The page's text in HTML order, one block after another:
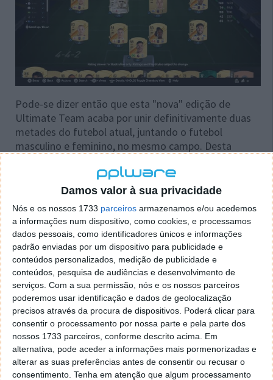
Damos valor à sua privacidade
Nós e os nossos 1733 parceiros armazenamos e/ou acedemos
a informações num dispositivo, como cookies, e processamos
dados pessoais, como identificadores únicos e informações
padrão enviadas por um dispositivo para publicidade e
conteúdos personalizados, medição de publicidade e
conteúdos, pesquisa de audiências e desenvolvimento de
serviços. Com a sua permissão, nós e os nossos parceiros
poderemos usar identificação e dados de geolocalização
precisos através da procura de dispositivos. Poderá clicar para
consentir o processamento por nossa parte e pela parte dos
nossos 1733 parceiros, conforme descrito acima. Em
alternativa, pode aceder a informações mais pormenorizadas e
alterar as suas preferências antes de consentir ou recusar o
consentimento. Tenha em atenção que algum processamento
Pode-se dizer então que esta "nova" edição de
Ultimate Team acaba por unir definitivamente duas
metades do futebol atual, juntando o futebol
masculino e feminino, no mesmo campo. Desta
potencial diversificado para a construção da nossa
equipa. Como curiosidade, o facto de haver a
possibilidade de campanhas ao longo da temporada
que se relacionam com desempenhos do mundo real
no futebol feminino.
Sobe o nível dos jogadores no teu Clube com o
Ultimate Team Evolutions, uma nova funcionalidade
dentro do Ultimate Team que cria um caminho de
progressão para os jogadores que já estão no teu
Clube. Transforma os teus favoritos em lendas do
clube, completa objetivos que melhoram as tuas
habilidades individuais, Estilos de Jogo,
classificações gerais e até mesmo o aspeto dos teus
Itens de Jogador.